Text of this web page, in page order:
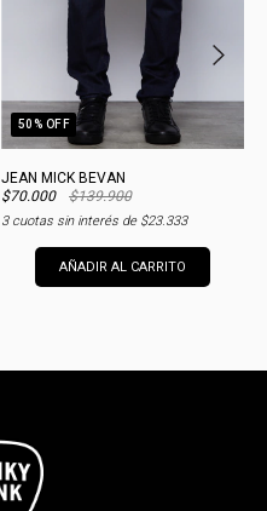
50% OFF
JEAN MICK BEVAN
$70.000
$139.900
3cuotas sin interés de $23.333
AÑADIR AL CARRITO